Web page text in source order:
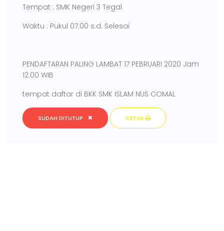
Tempat : SMK Negeri 3 Tegal
Waktu : Pukul 07.00 s.d. Selesai
PENDAFTARAN PALING LAMBAT 17 PEBRUARI 2020 Jam
12.00 WIB
tempat daftar di BKK SMK ISLAM NUS COMAL
SUDAH DITUTUP CETAK